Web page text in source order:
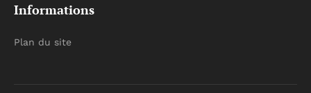
Informations
Plan du site